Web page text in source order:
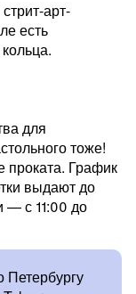
арт-
есть
для
тоже!
проката. График
выдают до
— с 11:00 до
Петербургу